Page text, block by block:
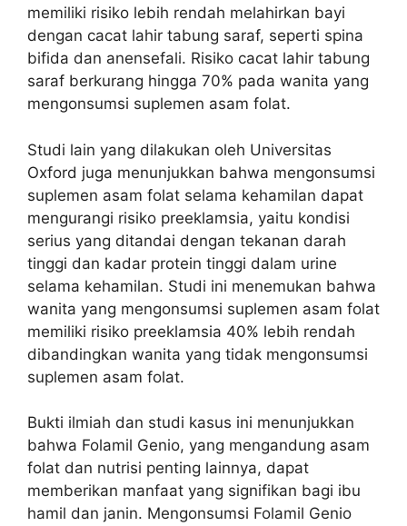
memiliki risiko lebih rendah melahirkan bayi
dengan cacat lahir tabung saraf, seperti spina
bifida dan anensefali. Risiko cacat lahir tabung
saraf berkurang hingga 70% pada wanita yang
mengonsumsi suplemen asam folat.
Studi lain yang dilakukan oleh Universitas
Oxford juga menunjukkan bahwa mengonsumsi
suplemen asam folat selama kehamilan dapat
mengurangi risiko preeklamsia, yaitu kondisi
serius yang ditandai dengan tekanan darah
tinggi dan kadar protein tinggi dalam urine
selama kehamilan. Studi ini menemukan bahwa
wanita yang mengonsumsi suplemen asam folat
memiliki risiko preeklamsia 40% lebih rendah
dibandingkan wanita yang tidak mengonsumsi
suplemen asam folat.
Bukti ilmiah dan studi kasus ini menunjukkan
bahwa Folamil Genio, yang mengandung asam
folat dan nutrisi penting lainnya, dapat
memberikan manfaat yang signifikan bagi ibu
hamil dan janin. Mengonsumsi Folamil Genio